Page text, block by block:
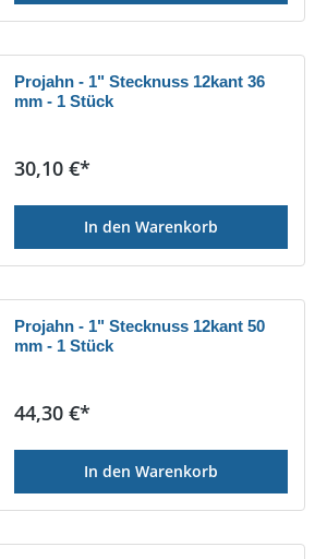
Projahn - 1" Stecknuss 12kant 36
mm - 1 Stück
Regulärer Preis:
30,10 €*
In den Warenkorb
Projahn - 1" Stecknuss 12kant 50
mm - 1 Stück
Regulärer Preis:
44,30 €*
In den Warenkorb